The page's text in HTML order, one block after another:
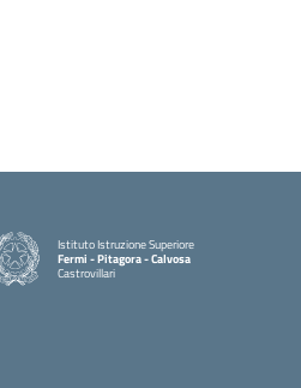
Istituto Istruzione Superiore
Fermi - Pitagora - Calvosa
Castrovillari